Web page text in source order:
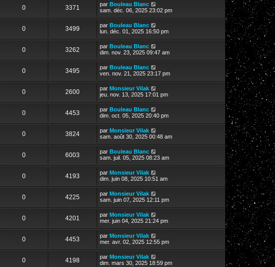
0 3371 par Bouleau Blanc
sam. déc. 06, 2025 23:02 pm
0 3499 par Bouleau Blanc
lun. déc. 01, 2025 16:50 pm
0 3262 par Bouleau Blanc
dim. nov. 23, 2025 09:47 am
0 3495 par Bouleau Blanc
ven. nov. 21, 2025 23:17 pm
0 2600 par Monsieur Vilak
jeu. nov. 13, 2025 17:01 pm
0 4453 par Bouleau Blanc
dim. oct. 05, 2025 20:40 pm
0 3824 par Monsieur Vilak
sam. août 30, 2025 00:48 am
0 6003 par Bouleau Blanc
sam. juil. 05, 2025 08:23 am
0 4193 par Monsieur Vilak
dim. juin 08, 2025 10:51 am
0 4225 par Monsieur Vilak
sam. juin 07, 2025 12:11 pm
0 4201 par Monsieur Vilak
mer. juin 04, 2025 21:24 pm
0 4453 par Monsieur Vilak
mer. avr. 02, 2025 12:55 pm
0 4198 par Monsieur Vilak
dim. mars 30, 2025 18:59 pm